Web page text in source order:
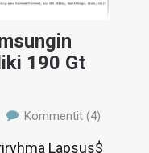
190 Gt
Kommentit (4)
Lapsus$